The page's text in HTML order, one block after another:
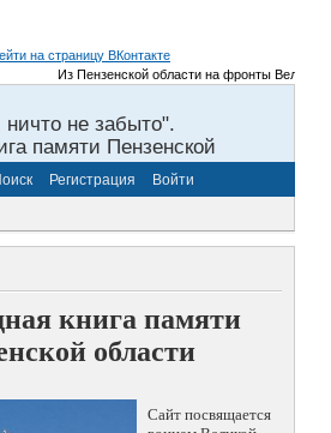
Из Пензенской области на фронты Великой
не забыто".
памяти Пензенской
Регистрация Войти
книга памяти
области
Сайт посвящается